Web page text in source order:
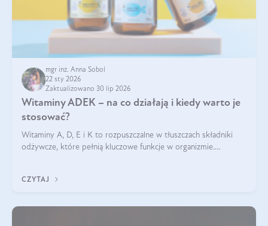
mgr inż. Anna Sobol
22 sty 2026
Zaktualizowano 30 lip 2026
Witaminy ADEK – na co działają i kiedy warto je
stosować?
Witaminy A, D, E i K to rozpuszczalne w tłuszczach składniki
odżywcze, które pełnią kluczowe funkcje w organizmie.
CZYTAJ